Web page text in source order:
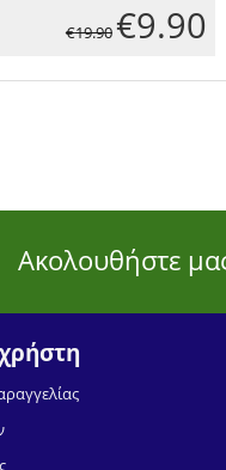
€19.90 €9.90
Ακολουθήστε